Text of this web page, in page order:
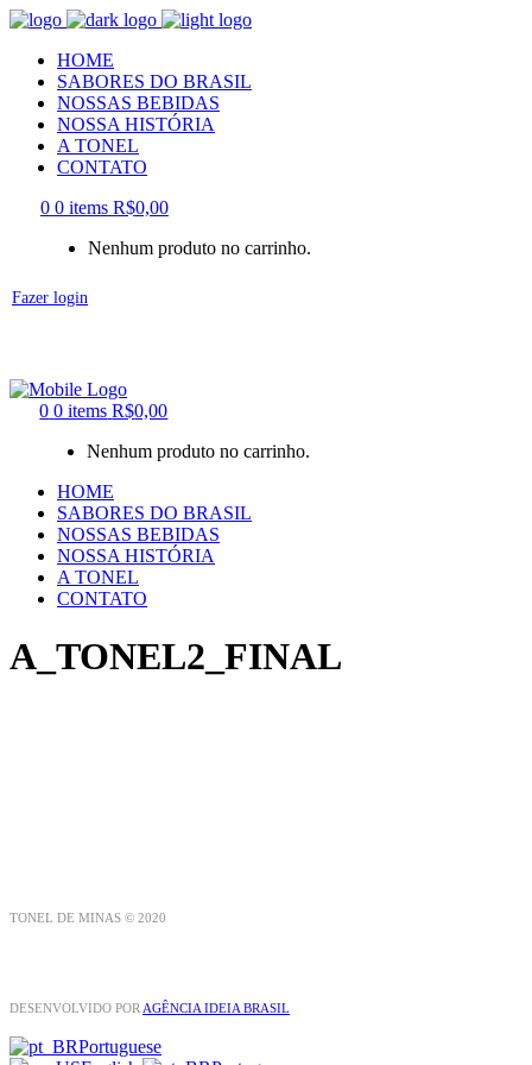
HOME
SABORES DO BRASIL
NOSSAS BEBIDAS
NOSSA HISTÓRIA
A TONEL
CONTATO
0 0 items R$0,00
Nenhum produto no carrinho.
Fazer login
0 0 items R$0,00
Nenhum produto no carrinho.
HOME
SABORES DO BRASIL
NOSSAS BEBIDAS
NOSSA HISTÓRIA
A TONEL
CONTATO
A_TONEL2_FINAL
TONEL DE MINAS © 2020
DESENVOLVIDO PORAGÊNCIA IDEIA BRASIL
Portuguese